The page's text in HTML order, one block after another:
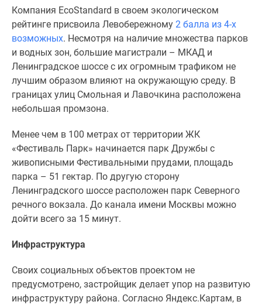
Компания EcoStandard в своем экологическом
рейтинге присвоила Левобережному 2 балла из 4-х
возможных. Несмотря на наличие множества парков
и водных зон, большие магистрали – МКАД и
Ленинградское шоссе с их огромным трафиком не
лучшим образом влияют на окружающую среду. В
границах улиц Смольная и Лавочкина расположена
небольшая промзона.
Менее чем в 100 метрах от территории ЖК
«Фестиваль Парк» начинается парк Дружбы с
живописными Фестивальными прудами, площадь
парка – 51 гектар. По другую сторону
Ленинградского шоссе расположен парк Северного
речного вокзала. До канала имени Москвы можно
дойти всего за 15 минут.
Инфраструктура
Своих социальных объектов проектом не
предусмотрено, застройщик делает упор на развитую
инфраструктуру района. Согласно Яндекс.Картам, в